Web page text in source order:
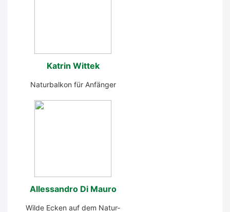
Kat­rin Wit­tek
Natur­bal­kon für Anfän­ger
Alles­san­dro Di Mau­ro
Wil­de Ecken auf dem Natur­